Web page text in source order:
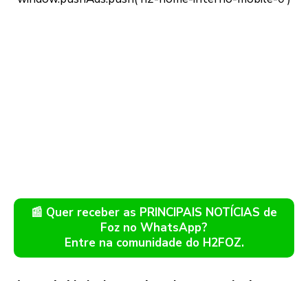
📰 Quer receber as PRINCIPAIS NOTÍCIAS de
Foz no WhatsApp?
Entre na comunidade do H2FOZ.